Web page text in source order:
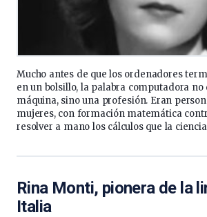
Mucho antes de que los ordenadores
en un bolsillo, la palabra computadora no
máquina, sino una profesión. Eran
mujeres, con formación matemática
resolver a mano los cálculos que la
Rina Monti, pionera de la
Italia